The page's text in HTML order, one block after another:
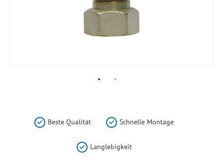
Beste Qualität Schnelle Montage
Langlebigkeit